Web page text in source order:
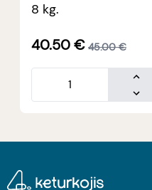
8 kg.
40.50€ 45.00 €